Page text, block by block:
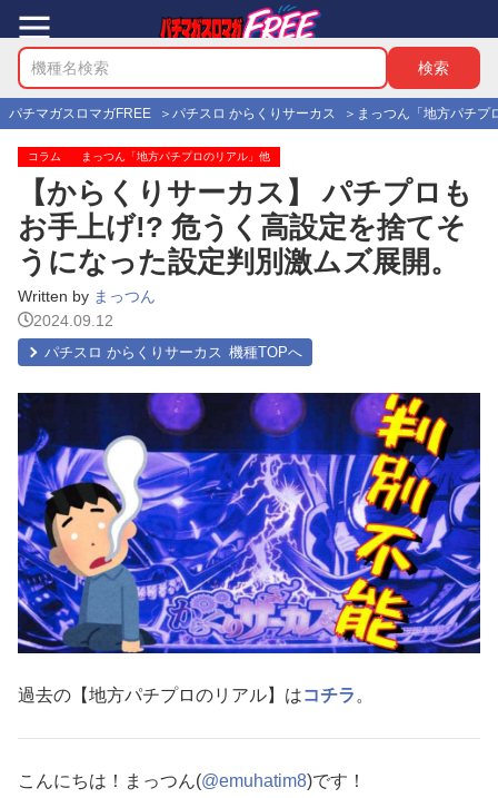
パチマガスロマガFREE パチスロ からくりサーカス まっつん「地方パチプ
コラム まっつん「地方パチプロのリアル」他
【からくりサーカス】 パチプロも
お手上げ!? 危うく高設定を捨てそ
うになった設定判別激ムズ展開。
Written by まっつん
2024.09.12
パチスロ からくりサーカス
過去の【地方パチプロのリアル】はコチラ 。
こんにちは！まっつん(@emuhatim8)です！